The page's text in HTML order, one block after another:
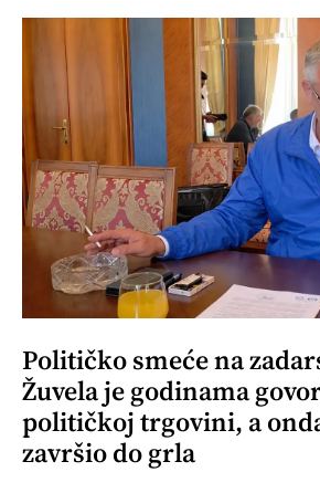
Političko smeće na
Žuvela je godinama
političkoj trgovini, a
završio do grla